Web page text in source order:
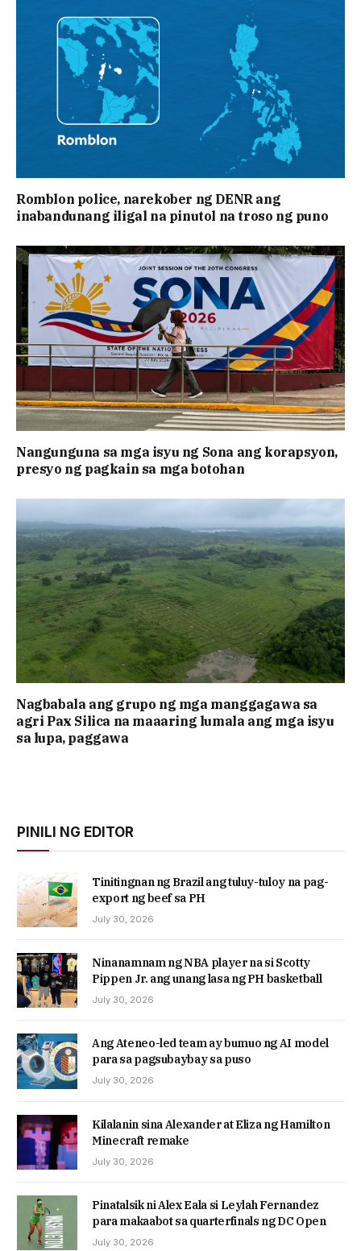
Romblon police, narekober ng DENR ang
inabandunang iligal na pinutol na troso ng puno
Nangunguna sa mga isyu ng Sona ang korapsyon,
presyo ng pagkain sa mga botohan
Nagbabala ang grupo ng mga manggagawa sa
agri Pax Silica na maaaring lumala ang mga isyu
sa lupa, paggawa
PINILI NG EDITOR
Tinitingnan ng Brazil ang tuluy-tuloy na pag-
export ng beef sa PH
July 30, 2026
Ninanamnam ng NBA player na si Scotty
Pippen Jr. ang unang lasa ng PH basketball
July 30, 2026
Ang Ateneo-led team ay bumuo ng AI model
para sa pagsubaybay sa puso
July 30, 2026
Kilalanin sina Alexander at Eliza ng Hamilton
Minecraft remake
July 30, 2026
Pinatalsik ni Alex Eala si Leylah Fernandez
para makaabot sa quarterfinals ng DC Open
July 30, 2026